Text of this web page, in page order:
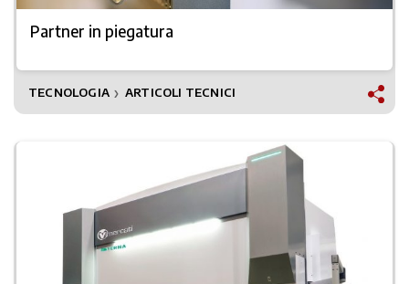
Partner in piegatura
TECNOLOGIA ❯ ARTICOLI TECNICI